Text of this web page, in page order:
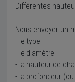
Différentes
Nous envoyer un
- le type
- le diamètre
- la hauteur de
- la profondeur